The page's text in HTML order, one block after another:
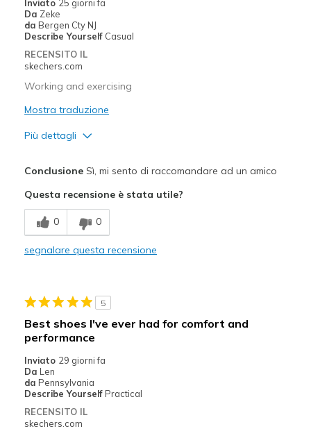
Width
Sizing
Feels true to size
View On Shoes
Inviato 25 giorni fa
Da Zeke
da Bergen Cty NJ
Describe Yourself Casual
RECENSITO IL
skechers.com
Working and exercising
Mostra traduzione
Più dettagli
Migliori Utilizzi:
Casual Wear
ConclusioneSì, mi sento di raccomandare ad un amico
Questa recensione è stata utile?
0 0
segnalare questa recensione
5
Best shoes I've ever had for comfort and
performance
Inviato 29 giorni fa
Da Len
da Pennsylvania
Describe Yourself Practical
RECENSITO IL
skechers.com